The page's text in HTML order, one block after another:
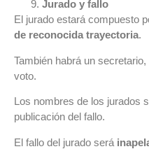
Jurado y fallo
El jurado estará compuesto
de reconocida trayectoria.
También habrá un
voto.
Los nombres de los jurados
publicación del fallo.
El fallo del jurado será